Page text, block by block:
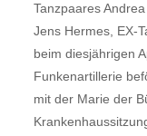
Tanzpaares
Jens Hermes, EX-
beim diesjährigen
Funkenartillerie
mit der Marie der